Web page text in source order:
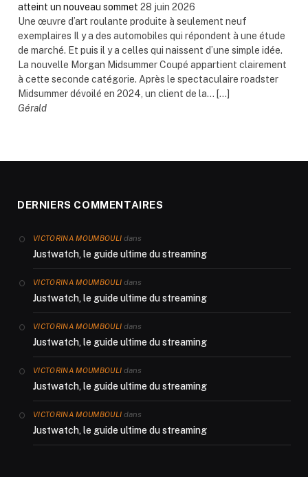
atteint un nouveau sommet 28 juin 2026
Une œuvre d’art roulante produite à seulement neuf
exemplaires Il y a des automobiles qui répondent à une étude
de marché. Et puis il y a celles qui naissent d’une simple idée.
La nouvelle Morgan Midsummer Coupé appartient clairement
à cette seconde catégorie. Après le spectaculaire roadster
Midsummer dévoilé en 2024, un client de la... […]
Gérald
DERNIERS COMMENTAIRES
VICTORINA MOUMBOULI dans
Justwatch, le guide ultime du streaming
VICTORINA MOUMBOULI dans
Justwatch, le guide ultime du streaming
VICTORINA MOUMBOULI dans
Justwatch, le guide ultime du streaming
VICTORINA MOUMBOULI dans
Justwatch, le guide ultime du streaming
VICTORINA MOUMBOULI dans
Justwatch, le guide ultime du streaming